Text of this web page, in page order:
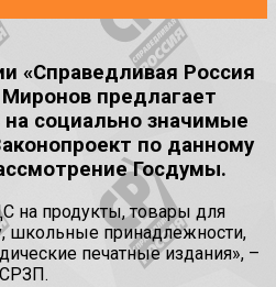
«Справедливая Россия
предлагает
социально значимые
по данному
Госдумы.
на продукты, товары для
школьные принадлежности,
печатные издания», –